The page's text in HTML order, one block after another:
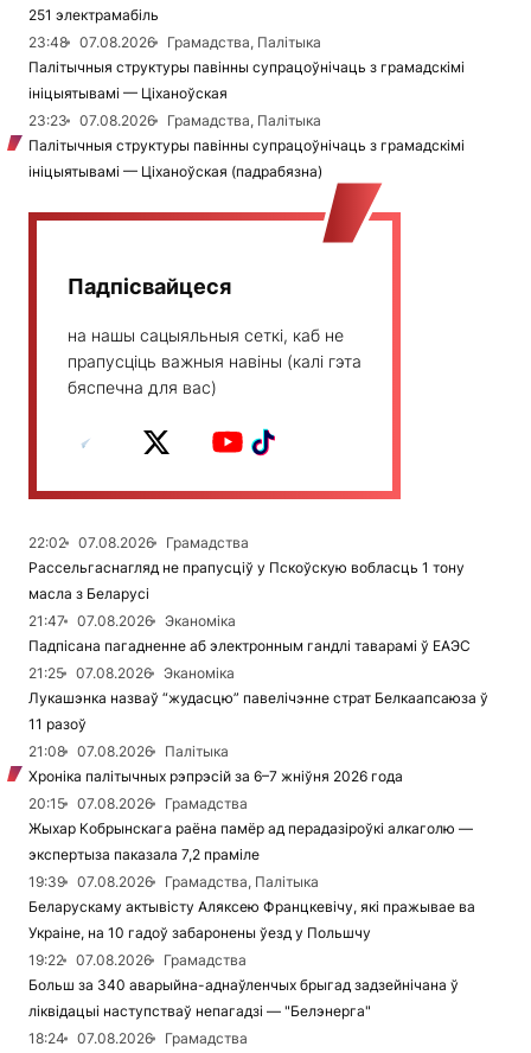
251 электрамабіль
23:48
07.08.2026
Грамадства, Палітыка
Палітычныя структуры павінны супрацоўнічаць з грамадскімі
ініцыятывамі — Ціханоўская
23:23
07.08.2026
Грамадства, Палітыка
Палітычныя структуры павінны супрацоўнічаць з грамадскімі
ініцыятывамі — Ціханоўская (падрабязна)
Падпісвайцеся
на нашы сацыяльныя сеткі, каб не
прапусціць важныя навіны (калі гэта
бяспечна для вас)
22:02 07.08.2026
Грамадства
Рассельгаснагляд не прапусціў у Пскоўскую вобласць 1 тону
масла з Беларусі
21:47
07.08.2026
Эканоміка
Падпісана пагадненне аб электронным гандлі таварамі ў ЕАЭС
21:25
07.08.2026
Эканоміка
Лукашэнка назваў “жудасцю” павелічэнне страт Белкаапсаюза ў
11 разоў
21:08
07.08.2026
Палітыка
Хроніка палітычных рэпрэсій за 6–7 жніўня 2026 года
20:15
07.08.2026
Грамадства
Жыхар Кобрынскага раёна памёр ад перадазіроўкі алкаголю —
экспертыза паказала 7,2 праміле
19:39
07.08.2026
Грамадства, Палітыка
Беларускаму актывісту Аляксею Францкевічу, які пражывае ва
Украіне, на 10 гадоў забаронены ўезд у Польшчу
19:22
07.08.2026
Грамадства
Больш за 340 аварыйна-аднаўленчых брыгад задзейнічана ў
ліквідацыі наступстваў непагадзі — "Белэнерга"
18:24
07.08.2026
Грамадства